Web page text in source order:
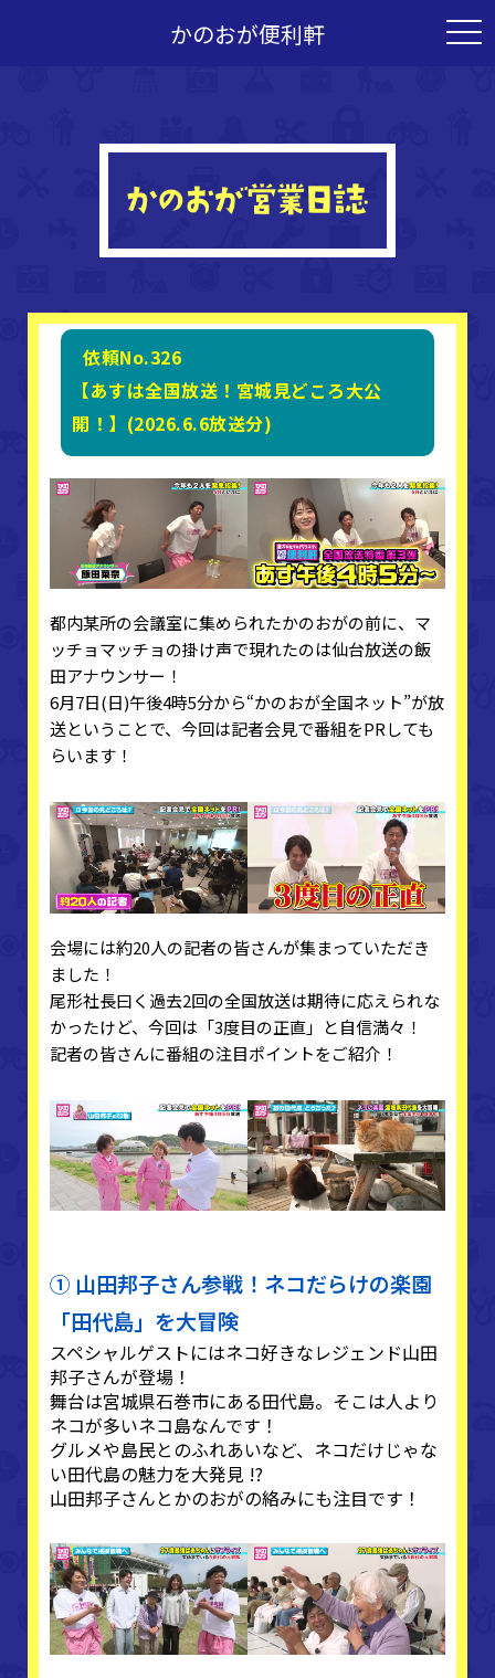
かのおが便利軒
依頼No.326
【あすは全国放送！宮城見どころ大公
開！】(2026.6.6放送分)
都内某所の会議室に集められたかのおがの前に、マ
ッチョマッチョの掛け声で現れたのは仙台放送の飯
田アナウンサー！
6月7日(日)午後4時5分から“かのおが全国ネット”が放
送ということで、今回は記者会見で番組をPRしても
らいます！
会場には約20人の記者の皆さんが集まっていただき
ました！
尾形社長曰く過去2回の全国放送は期待に応えられな
かったけど、今回は「3度目の正直」と自信満々！
記者の皆さんに番組の注目ポイントをご紹介！
① 山田邦子さん参戦！ネコだらけの楽園
「田代島」を大冒険
スペシャルゲストにはネコ好きなレジェンド山田
邦子さんが登場！
舞台は宮城県石巻市にある田代島。そこは人より
ネコが多いネコ島なんです！
グルメや島民とのふれあいなど、ネコだけじゃな
い田代島の魅力を大発見 !?
山田邦子さんとかのおがの絡みにも注目です！